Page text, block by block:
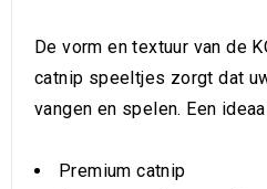
De vorm en textuur van de
catnip speeltjes zorgt dat
vangen en spelen. Een
Premium catnip